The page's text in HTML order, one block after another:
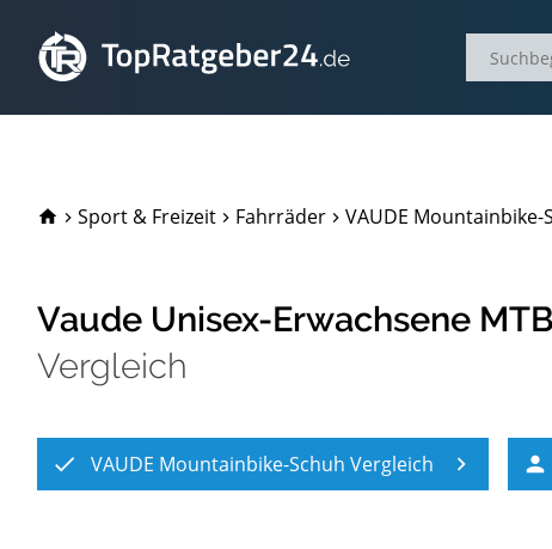
TopRatgeber24.de
Sport & Freizeit Fahrräder VAUDE Mountainbike-
Vaude Unisex-Erwachsene
Vergleich
VAUDE Mountainbike-Schuh Vergleich